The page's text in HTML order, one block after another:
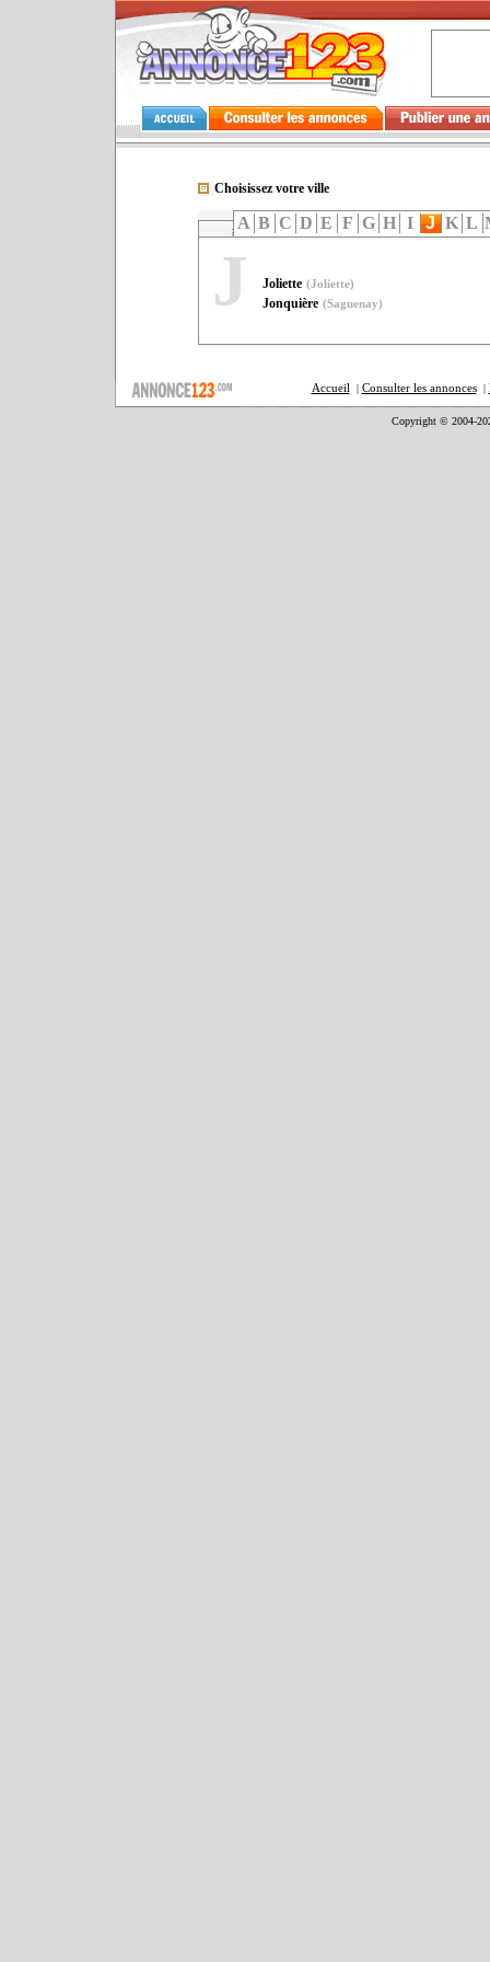
Choisissez votre ville
A B C D E F G H I J K L
J Joliette (Joliette)
Jonquière (Saguenay)
Accueil | Consulter les annonces|
Copyright © 2004-